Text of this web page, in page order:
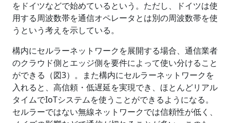
をドイツなどで始めているという。ただし、ドイツは使
用する周波数帯を通信オペレータとは別の周波数帯を使
うという考えを示している。
構内にセルラーネットワークを展開する場合、通信業者
のクラウド側とエッジ側を要件によって使い分けること
ができる（図3）。また構内にセルラーネットワークを
入れると、高信頼・低遅延を実現でき、ほとんどリアル
タイムでIoTシステムを使うことができるようになる。
セルラーではない無線ネットワークでは信頼性が低く、